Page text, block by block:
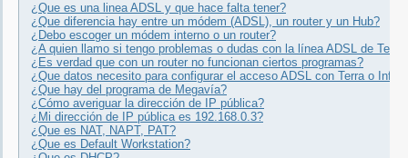
¿Que es una linea ADSL y que hace falta tener?
¿Que diferencia hay entre un módem (ADSL), un router y un Hub?
¿Debo escoger un módem interno o un router?
¿A quien llamo si tengo problemas o dudas con la línea ADSL de
¿Es verdad que con un router no funcionan ciertos programas?
¿Que datos necesito para configurar el acceso ADSL con Terra o
¿Que hay del programa de Megavía?
¿Cómo averiguar la dirección de IP pública?
¿Mi dirección de IP pública es 192.168.0.3?
¿Que es NAT, NAPT, PAT?
¿Que es Default Workstation?